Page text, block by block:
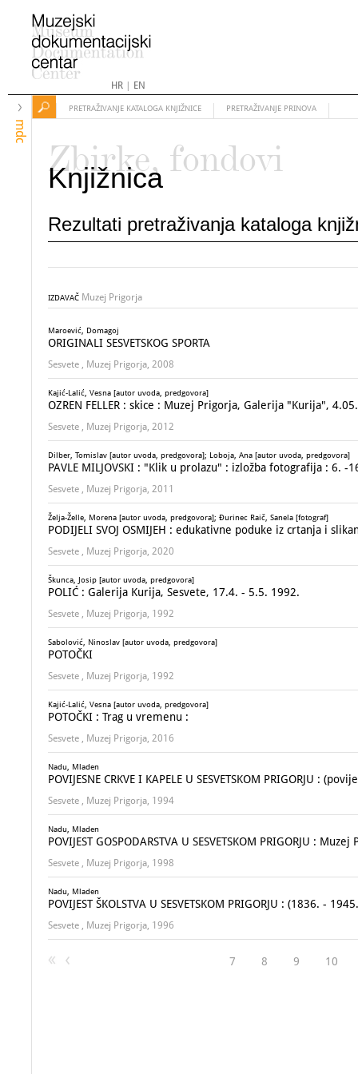
HR| EN
mdc
PRETRAŽIVANJE KATALOGA KNJIŽNICE PRETRAŽIVANJE PRINOVA
Zbirke, fondovi
Knjižnica
Rezultati pretraživanja kataloga
IZDAVAČ Muzej Prigorja
Maroević, Domagoj
ORIGINALI SESVETSKOG SPORTA
Sesvete , Muzej Prigorja, 2008
Kajić-Lalić, Vesna [autor uvoda, predgovora]
OZREN FELLER : skice : Muzej Prigorja, Galerija "Kurija",
Sesvete , Muzej Prigorja, 2012
Dilber, Tomislav [autor uvoda, predgovora]; Loboja, Ana [autor uvoda, predgovora]
PAVLE MILJOVSKI : "Klik u prolazu" : izložba fotografija : 6. -
Sesvete , Muzej Prigorja, 2011
Želja-Želle, Morena [autor uvoda, predgovora]; Đurinec Raič, Sanela [fotograf]
PODIJELI SVOJ OSMIJEH : edukativne poduke iz crtanja i
Sesvete , Muzej Prigorja, 2020
Škunca, Josip [autor uvoda, predgovora]
POLIĆ : Galerija Kurija, Sesvete, 17.4. - 5.5. 1992.
Sesvete , Muzej Prigorja, 1992
Sabolović, Ninoslav [autor uvoda, predgovora]
POTOČKI
Sesvete , Muzej Prigorja, 1992
Kajić-Lalić, Vesna [autor uvoda, predgovora]
POTOČKI : Trag u vremenu :
Sesvete , Muzej Prigorja, 2016
Nadu, Mladen
POVIJESNE CRKVE I KAPELE U SESVETSKOM PRIGORJU :
Sesvete , Muzej Prigorja, 1994
Nadu, Mladen
POVIJEST GOSPODARSTVA U SESVETSKOM PRIGORJU :
Sesvete , Muzej Prigorja, 1998
Nadu, Mladen
POVIJEST ŠKOLSTVA U SESVETSKOM PRIGORJU : (1836. -
Sesvete , Muzej Prigorja, 1996
7 8 9 10